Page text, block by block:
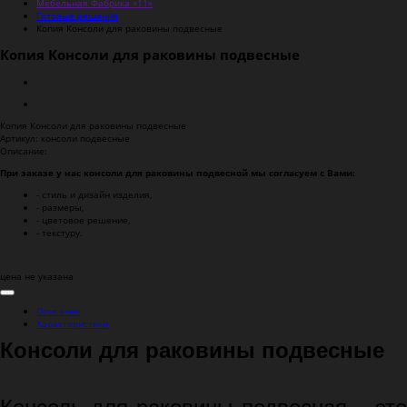
Мебельная Фабрика «11»
Готовые решения
Копия Консоли для раковины подвесные
Копия Консоли для раковины подвесные
Копия Консоли для раковины подвесные
Артикул: консоли подвесные
Описание:
При заказе у нас консоли для раковины подвесной мы согласуем с Вами:
- стиль и дизайн изделия,
- размеры,
- цветовое решение,
- текстуру.
цена не указана
Описание
Характеристики
Консоли для раковины подвесные